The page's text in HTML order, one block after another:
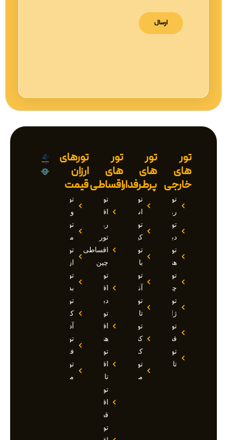
تور
های
خارجی
تور
روسیه
تور
دبی
تور
هند
تور
چین
تور
ژاپن
تور
قطر
تور
تاجیکستان
تور
های
پرطرفدار
تور
استانبول
تور
کیش
تور
بالی
تور
آنتالیا
تور
تایلند
تور
کشتی
کروز
تور
مالدیو
تور
های
اقساطی
تور
اقساطی
روسیه
تور
اقساطی
چین
تور
اقساطی
دبی
تور
اقساطی
هند
تور
اقساطی
تاجیکستان
تور
اقساطی
قطر
تور
تورهای
ارزان
قیمت
تور
وان
تور
مارماریس
تور
ازمیر
تور
بدروم
تور
کوش
آداسی
تور
فتحیه
تور
مالزی